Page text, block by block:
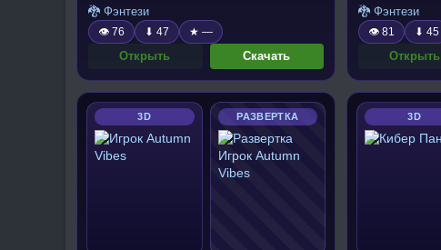
🐉 Фэнтези
👁 76 ⬇ 47 ★ —
Открыть Скачать
🐉 Фэнтези
👁 81 ⬇ 45
Открыть
3D РАЗВЕРТКА 3D